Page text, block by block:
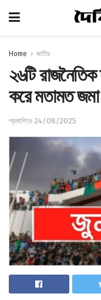
Home জাতীয়
২৬টি
করে মতামত জমা
প্রকাশিতঃ 24/08/2025